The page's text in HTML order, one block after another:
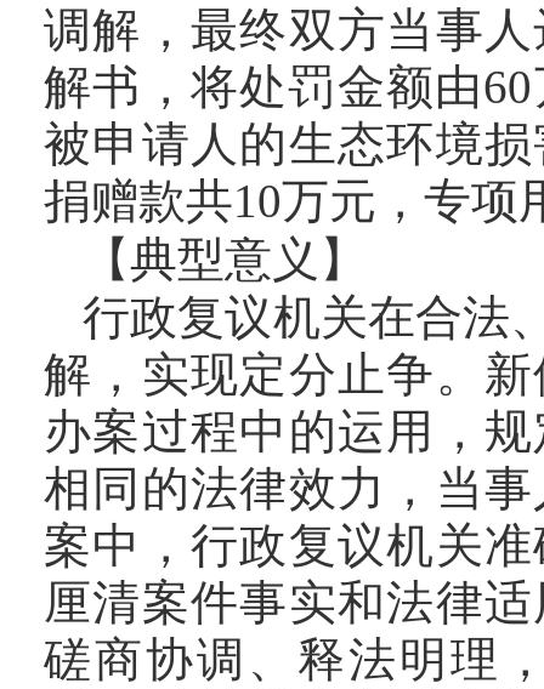
调解，最终双方当事
解书，将处罚金额由
被申请人的生态环境
捐赠款共10万元，专项
【典型意义】
行政复议机关在合法
解，实现定分止争。
办案过程中的运用，
相同的法律效力，当
案中，行政复议机关
厘清案件事实和法律
磋商协调、释法明理